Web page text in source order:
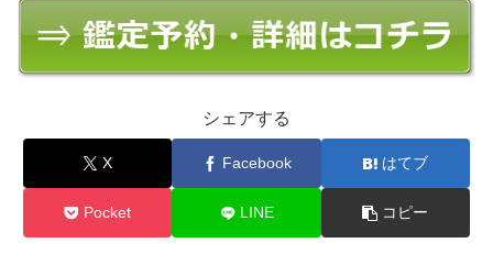
シェアする
X Facebook はてブ
Pocket LINE コピー